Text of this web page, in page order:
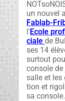
un nou­v­el
Fablab-
l'Ecole
cialede
ses 14
surtout
con­sole
salle et
tion et
sa con­sole.